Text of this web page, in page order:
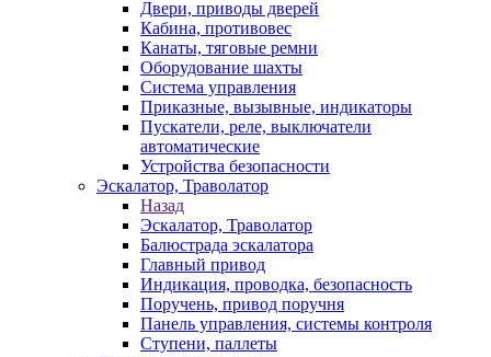
Двери, приводы дверей
Кабина, противовес
Канаты, тяговые ремни
Оборудование шахты
Система управления
Приказные, вызывные, индикаторы
Пускатели, реле, выключатели
автоматические
Устройства безопасности
Эскалатор, Траволатор
Назад
Эскалатор, Траволатор
Балюстрада эскалатора
Главный привод
Индикация, проводка, безопасность
Поручень, привод поручня
Панель управления, системы контроля
Ступени, паллеты